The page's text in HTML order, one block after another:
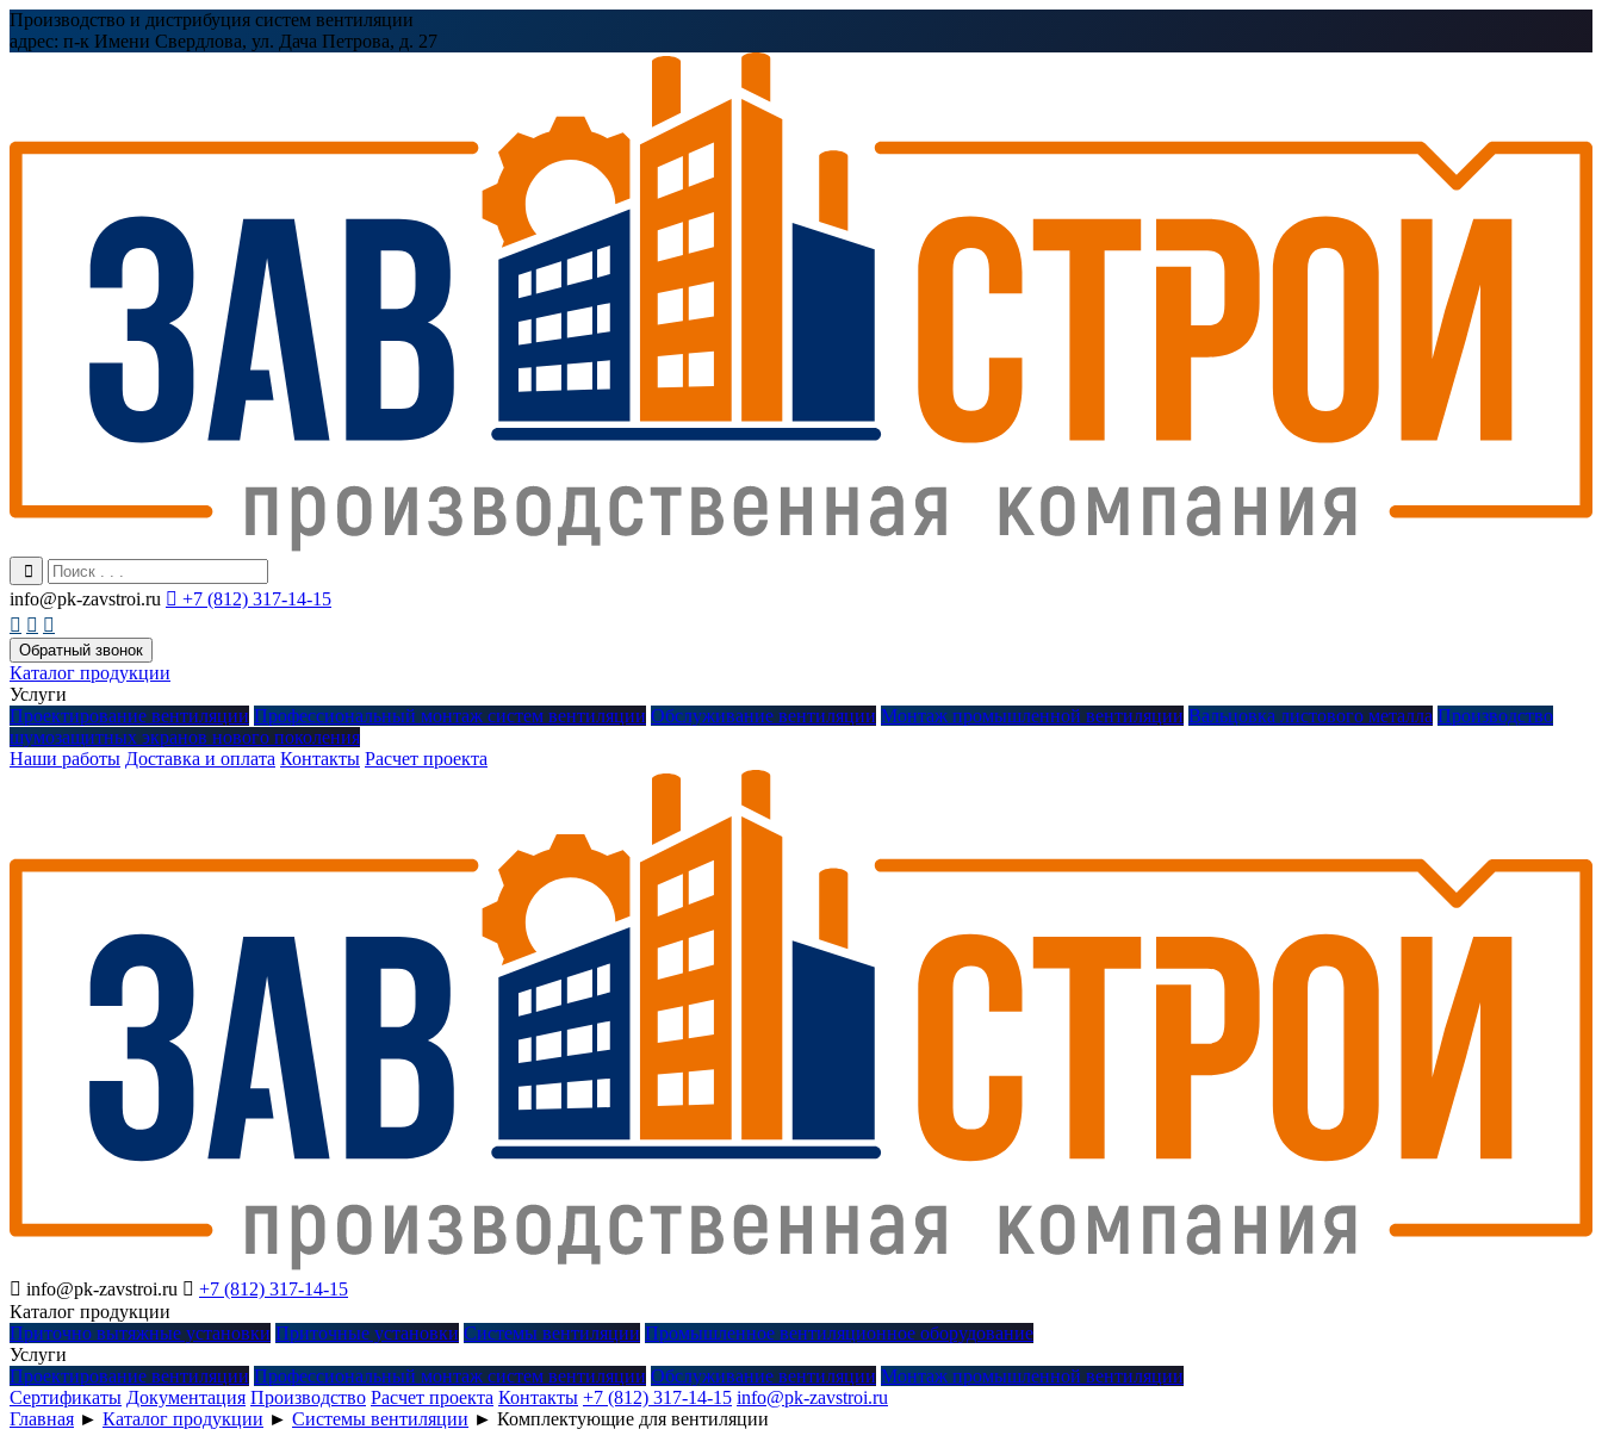
Производство и дистрибуция систем вентиляции
адрес: п-к Имени Свердлова, ул. Дача Петрова, д. 27
info@pk-zavstroi.ru  +7 (812) 317-14-15
  
Обратный звонок
Каталог продукции
Услуги
Проектирование вентиляции Профессиональный монтаж систем вентиляции Обслуживание вентиляции Монтаж промышленной вентиляции Вальцовка листового металла Производство
шумозащитных экранов нового поколения
Наши работы Доставка и оплата Контакты Расчет проекта
 info@pk-zavstroi.ru  +7 (812) 317-14-15
Каталог продукции
Приточно вытяжные установки Приточные установки Системы вентиляции Промышленное вентиляционное оборудование
Услуги
Проектирование вентиляции Профессиональный монтаж систем вентиляции Обслуживание вентиляции Монтаж промышленной вентиляции
Сертификаты Документация Производство Расчет проекта Контакты +7 (812) 317-14-15 info@pk-zavstroi.ru
Главная ► Каталог продукции ► Системы вентиляции ► Комплектующие для вентиляции